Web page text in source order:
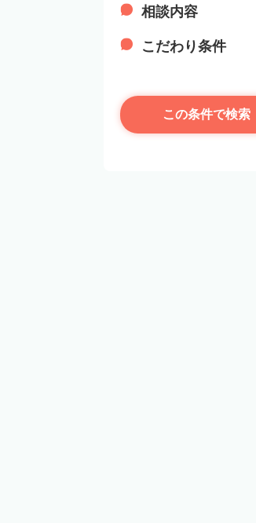
相談内容
こだわり条件
この条件で検索